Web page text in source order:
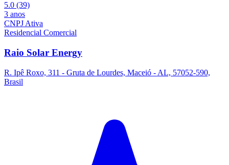
5.0 (39)
3 anos
CNPJ Ativa
Residencial Comercial
Raio Solar Energy
R. Ipê Roxo, 311 - Gruta de Lourdes, Maceió - AL, 57052-590,
Brasil